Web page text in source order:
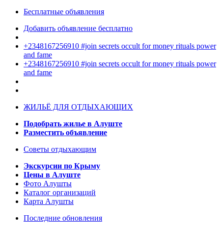
Бесплатные объявления
Добавить объявление бесплатно
+2348167256910 #join secrets occult for money rituals power
and fame
+2348167256910 #join secrets occult for money rituals power
and fame
ЖИЛЬЁ ДЛЯ ОТДЫХАЮЩИХ
Подобрать жилье в Алуште
Разместить объявление
Советы отдыхающим
Экскурсии по Крыму
Цены в Алуште
Фото Алушты
Каталог организаций
Карта Алушты
Последние обновления